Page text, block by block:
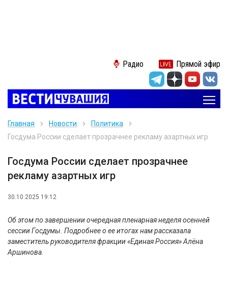
Радио Прямой эфир
Главная Новости
Политика
Госдума России сделает прозрачнее рекламу азартных игр
Госдума России сделает прозрачнее
рекламу азартных игр
30.10.2025 19:12
Об этом по завершении очередная пленарная неделя осенней
сессии Госдумы. Подробнее о ее итогах нам рассказала
заместитель руководителя фракции «Единая Россия» Алёна
Аршинова.